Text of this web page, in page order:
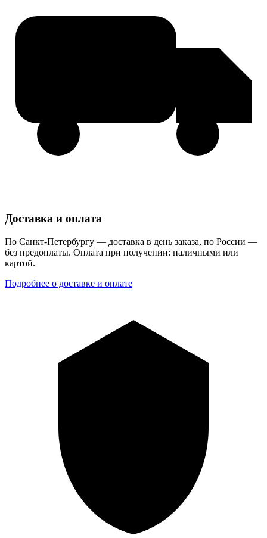
Доставка и оплата
По Санкт-Петербургу — доставка в день заказа, по России —
без предоплаты. Оплата при получении: наличными или
картой.
Подробнее о доставке и оплате